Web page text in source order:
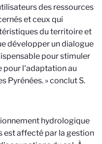
des ressources
et ceux qui
du territoire et
développer un dialogue
pour stimuler
pour l'adaptation au
Pyrénées. » conclut S.
hydrologique
est affecté par la gestion